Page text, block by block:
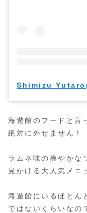
海遊館のフードと言
絶対に外せません！
ラムネ味の爽やかな
見かける大人気メニ
海遊館にいるほとん
ではないくらいなの